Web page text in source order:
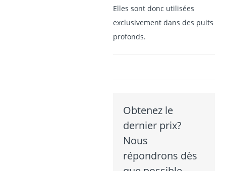
Elles sont donc utilisées
exclusivement dans des puits
profonds.
Obtenez le
dernier prix?
Nous
répondrons dès